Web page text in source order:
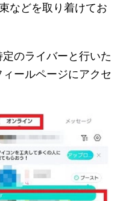
などを取り着けてお
定のライバーと行いた
ールページにアクセ